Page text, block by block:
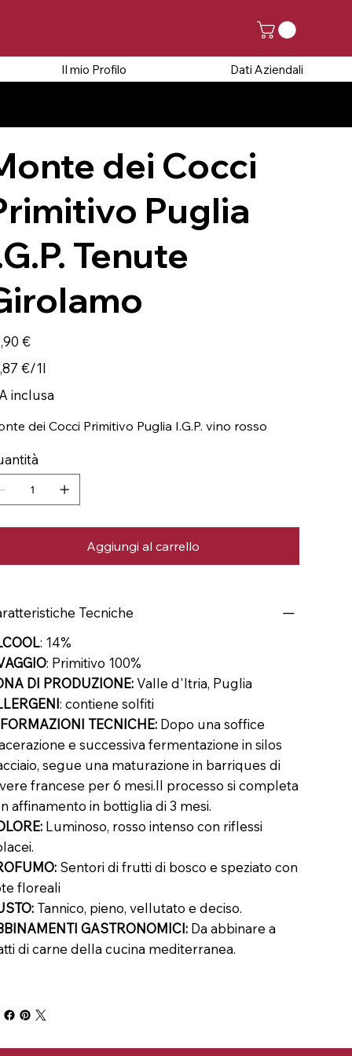
Il mio Profilo Dati Aziendali
dei Cocci
Puglia
Tenute
€
€
€/1l
inclusa
dei Cocci Primitivo Puglia I.G.P. vino rosso
Aggiungi al carrello
Tecniche
: 14%
: Primitivo 100%
DI PRODUZIONE:Valle d'Itria, Puglia
: contiene solfiti
TECNICHE: Dopo una soffice
e successiva fermentazione in silos
segue una maturazione in barriques di
francese per 6 mesi.Il processo si completa
affinamento in bottiglia di 3 mesi.
Luminoso, rosso intenso con riflessi
Sentori di frutti di bosco e speziato con
floreali
Tannico, pieno, vellutato e deciso.
GASTRONOMICI: Da abbinare a
di carne della cucina mediterranea.